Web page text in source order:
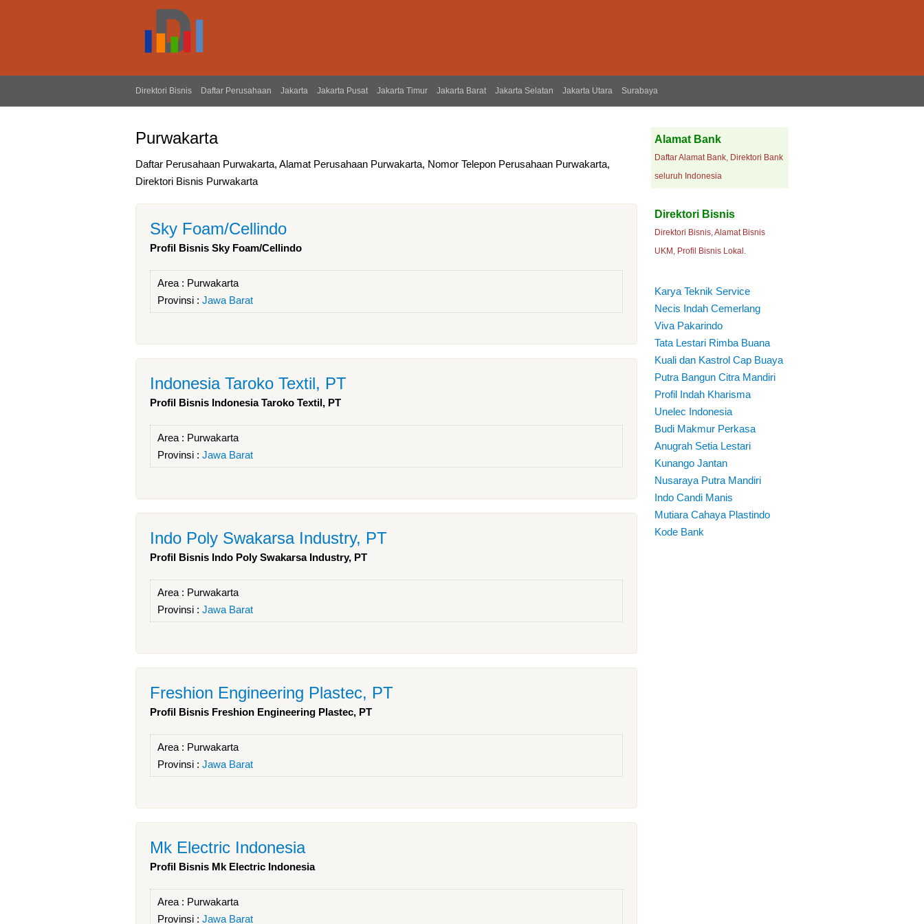
Direktori Bisnis Daftar Perusahaan Jakarta Jakarta Pusat Jakarta Timur Jakarta Barat Jakarta Selatan Jakarta Utara Surabaya
Purwakarta
Daftar Perusahaan Purwakarta, Alamat Perusahaan Purwakarta, Nomor Telepon Perusahaan Purwakarta,
Direktori Bisnis Purwakarta
Sky Foam/Cellindo
Profil Bisnis Sky Foam/Cellindo
Area : Purwakarta
Provinsi : Jawa Barat
Indonesia Taroko Textil, PT
Profil Bisnis Indonesia Taroko Textil, PT
Area : Purwakarta
Provinsi : Jawa Barat
Indo Poly Swakarsa Industry, PT
Profil Bisnis Indo Poly Swakarsa Industry, PT
Area : Purwakarta
Provinsi : Jawa Barat
Freshion Engineering Plastec, PT
Profil Bisnis Freshion Engineering Plastec, PT
Area : Purwakarta
Provinsi : Jawa Barat
Mk Electric Indonesia
Profil Bisnis Mk Electric Indonesia
Area : Purwakarta
Provinsi : Jawa Barat
Alamat Bank
Daftar Alamat Bank, Direktori Bank
seluruh Indonesia
Direktori Bisnis
Direktori Bisnis, Alamat Bisnis
UKM, Profil Bisnis Lokal.
Karya Teknik Service
Necis Indah Cemerlang
Viva Pakarindo
Tata Lestari Rimba Buana
Kuali dan Kastrol Cap Buaya
Putra Bangun Citra Mandiri
Profil Indah Kharisma
Unelec Indonesia
Budi Makmur Perkasa
Anugrah Setia Lestari
Kunango Jantan
Nusaraya Putra Mandiri
Indo Candi Manis
Mutiara Cahaya Plastindo
Kode Bank